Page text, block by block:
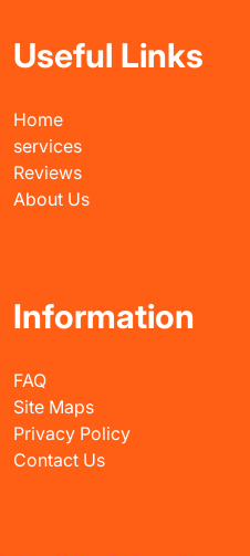
Useful Links
Home
services
Reviews
About Us
Information
FAQ
Site Maps
Privacy Policy
Contact Us